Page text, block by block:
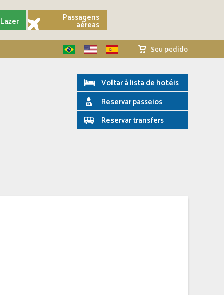
Lazer Passagens
aéreas
Seu pedido
Voltar à lista de hotéis
Reservar passeios
Reservar transfers